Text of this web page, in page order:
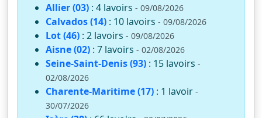
Allier (03) : 4 lavoirs - 09/08/2026
Calvados (14) : 10 lavoirs - 09/08/2026
Lot (46) : 2 lavoirs - 09/08/2026
Aisne (02) : 7 lavoirs - 02/08/2026
Seine-Saint-Denis (93) : 15 lavoirs -
02/08/2026
Charente-Maritime (17) : 1 lavoir -
30/07/2026